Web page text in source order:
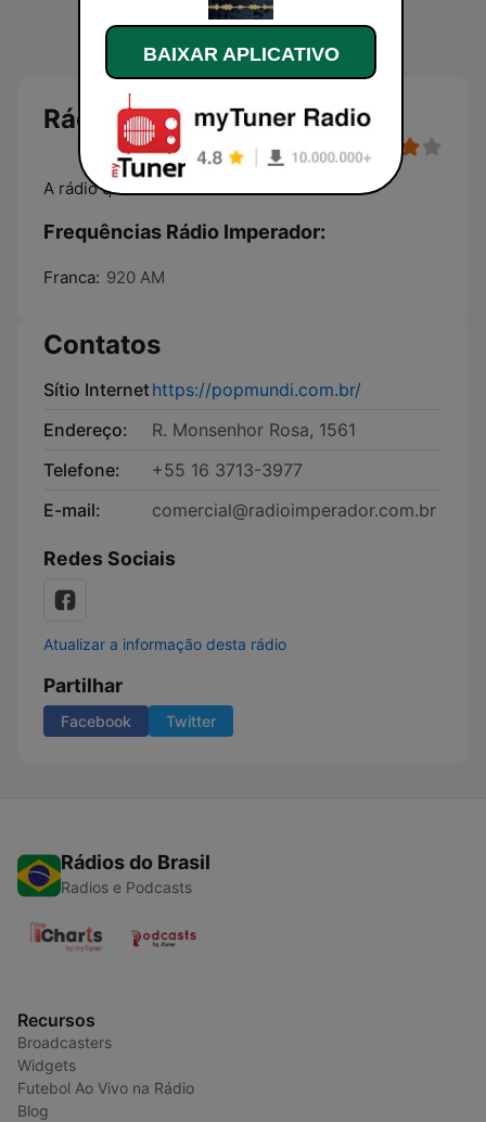
Rádio Imperador
A rádio que todo mundo ouve
Frequências Rádio Imperador:
Franca: 920 AM
Contatos
Sítio Internethttps://popmundi.com.br/
Endereço:
R. Monsenhor Rosa, 1561
Telefone:
+55 16 3713-3977
E-mail:
comercial@radioimperador.com.br
Redes Sociais
Atualizar a informação desta rádio
Partilhar
Facebook Twitter
Rádios do Brasil
Radios e Podcasts
Recursos
Broadcasters
Widgets
Futebol Ao Vivo na Rádio
Blog
BAIXAR APLICATIVO